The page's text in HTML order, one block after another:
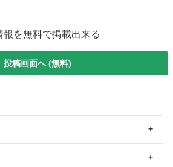
報を無料で掲載出来る
投稿画面へ (無料)